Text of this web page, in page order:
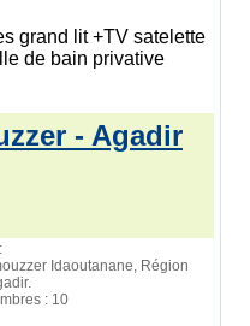
grand lit +TV satelette
de bain privative
- Agadir
Idaoutanane, Région
: 10